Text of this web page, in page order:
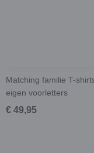
Matching familie T-
eigen voorletters
€ 49,95